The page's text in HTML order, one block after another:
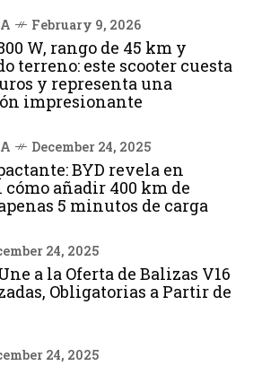
February 9, 2026
W, rango de 45 km y
terreno: este scooter cuesta
y representa una
impresionante
December 24, 2025
BYD revela en
cómo añadir 400 km de
5 minutos de carga
24, 2025
a la Oferta de Balizas V16
Obligatorias a Partir de
24, 2025